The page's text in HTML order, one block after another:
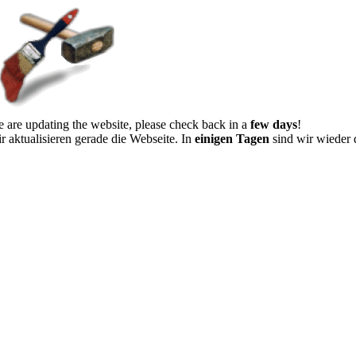
are updating the website, please check back in a few days!
aktualisieren gerade die Webseite. In einigen Tagen sind wir wieder